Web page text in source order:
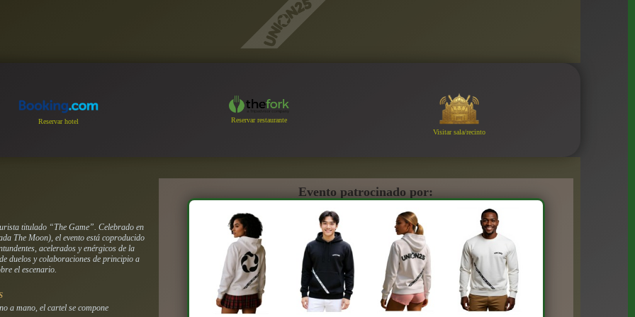
Reservar hotel
Reservar restaurante
Visitar sala/recinto
titulado “The Game”. Celebrado en
The Moon), el evento está coproducido
acelerados y enérgicos de la
duelos y colaboraciones de principio a
el escenario.
a mano, el cartel se compone
Evento patrocinado por: